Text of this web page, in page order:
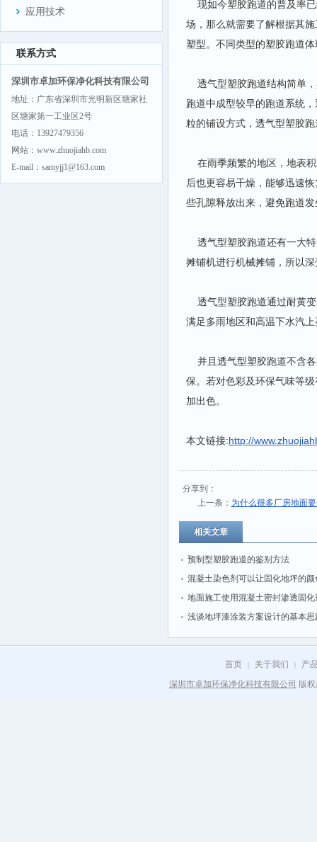
应用技术
联系方式
深圳市卓加环保净化科技有限公司
地址：广东省深圳市光明新区塘家社
区塘家第一工业区2号
电话：13927479356
网站：www.zhuojiahb.com
E-mail：samyjj1@163.com
现如今塑胶跑道的普及率已
场，那么就需要了解根据其
塑型。不同类型的塑胶跑道
透气型塑胶跑道结构简单，
跑道中成型较早的跑道系统
粒的铺设方式，透气型塑胶
在雨季频繁的地区，地表积
后也更容易干燥，能够迅速
些孔隙释放出来，避免跑道
透气型塑胶跑道还有一大特
摊铺机进行机械摊铺，所以
透气型塑胶跑道通过耐黄变
满足多雨地区和高温下水汽
并且透气型塑胶跑道不含各
保。若对色彩及环保气味等
加出色。
本文链接:http://
分享到：
上一条： 为什么很多厂房地面
相关文章
预制型塑胶跑道的鉴别方法
混凝土染色剂可以让固化地坪的颜
丰富多彩
地面施工使用混凝土密封渗透固化
浅谈地坪漆涂装方案设计的基本思
首页 | 关于我们 |
产
深圳市卓加环保净化科技有限公司 版